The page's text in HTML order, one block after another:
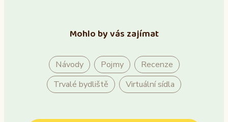
Mohlo by vás zajímat
Návody Pojmy
Recenze
Trvalé bydliště
Virtuální sídla